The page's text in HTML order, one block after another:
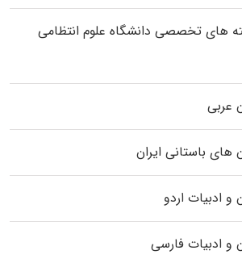
ﻫﺎی تخصصی داﻧﺸﮕﺎه ﻋﻠﻮم انتظامی
عربی
های باستانی ایران
و ادبیات اردو
و ادبیات فارسی